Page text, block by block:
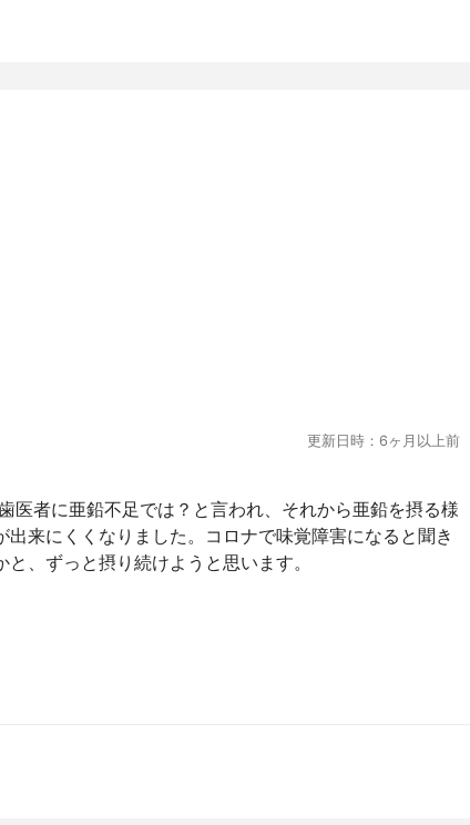
更新日時：6ヶ月以上前
医者に亜鉛不足では？と言われ、それから亜鉛を摂る様
出来にくくなりました。コロナで味覚障害になると聞き
、ずっと摂り続けようと思います。